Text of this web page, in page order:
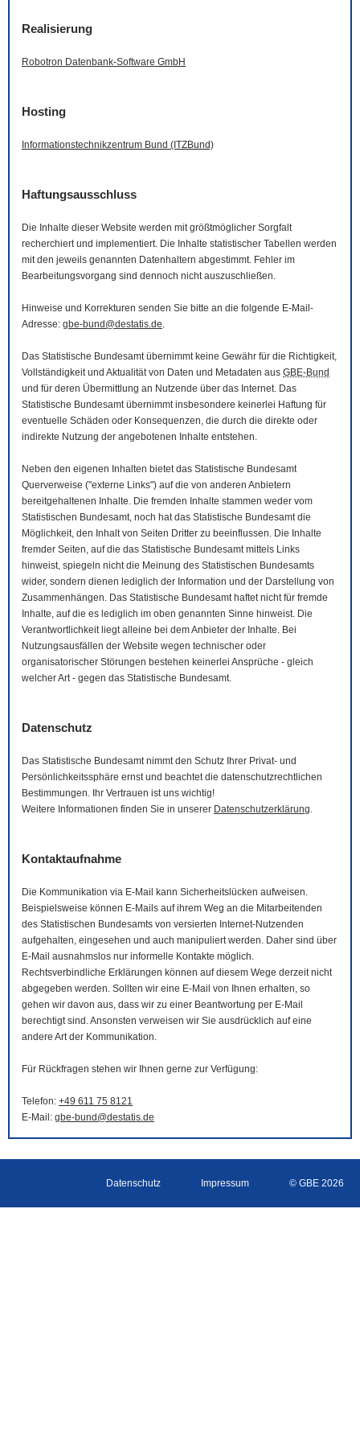
Realisierung
Robotron Datenbank-Software GmbH
Hosting
Informationstechnikzentrum Bund (ITZBund)
Haftungsausschluss
Die Inhalte dieser Website werden mit größtmöglicher Sorgfalt
recherchiert und implementiert. Die Inhalte statistischer Tabellen werden
mit den jeweils genannten Datenhaltern abgestimmt. Fehler im
Bearbeitungsvorgang sind dennoch nicht auszuschließen.
Hinweise und Korrekturen senden Sie bitte an die folgende E-Mail -
Adresse: gbe-bund@destatis.de.
Das Statistische Bundesamt übernimmt keine Gewähr für die Richtigkeit,
Vollständigkeit und Aktualität von Daten und Metadaten aus GBE-Bund
und für deren Übermittlung an Nutzende über das Internet. Das
Statistische Bundesamt übernimmt insbesondere keinerlei Haftung für
eventuelle Schäden oder Konsequenzen, die durch die direkte oder
indirekte Nutzung der angebotenen Inhalte entstehen.
Neben den eigenen Inhalten bietet das Statistische Bundesamt
Querverweise ("externe Links") auf die von anderen Anbietern
bereitgehaltenen Inhalte. Die fremden Inhalte stammen weder vom
Statistischen Bundesamt, noch hat das Statistische Bundesamt die
Möglichkeit, den Inhalt von Seiten Dritter zu beeinflussen. Die Inhalte
fremder Seiten, auf die das Statistische Bundesamt mittels Links
hinweist, spiegeln nicht die Meinung des Statistischen Bundesamts
wider, sondern dienen lediglich der Information und der Darstellung von
Zusammenhängen. Das Statistische Bundesamt haftet nicht für fremde
Inhalte, auf die es lediglich im oben genannten Sinne hinweist. Die
Verantwortlichkeit liegt alleine bei dem Anbieter der Inhalte. Bei
Nutzungsausfällen der Website wegen technischer oder
organisatorischer Störungen bestehen keinerlei Ansprüche - gleich
welcher Art - gegen das Statistische Bundesamt.
Datenschutz
Das Statistische Bundesamt nimmt den Schutz Ihrer Privat- und
Persönlichkeitssphäre ernst und beachtet die datenschutzrechtlichen
Bestimmungen. Ihr Vertrauen ist uns wichtig!
Weitere Informationen finden Sie in unserer Datenschutzerklärung.
Kontaktaufnahme
Die Kommunikation via E-Mail
kann Sicherheitslücken aufweisen.
Beispielsweise können E-Mails auf ihrem Weg an die Mitarbeitenden
des Statistischen Bundesamts von versierten Internet-Nutzenden
aufgehalten, eingesehen und auch manipuliert werden. Daher sind über
E-Mail ausnahmslos nur informelle Kontakte möglich.
Rechtsverbindliche Erklärungen können auf diesem Wege derzeit nicht
abgegeben werden. Sollten wir eine E-Mail von Ihnen erhalten, so
gehen wir davon aus, dass wir zu einer Beantwortung per E-Mail
berechtigt sind. Ansonsten verweisen wir Sie ausdrücklich auf eine
andere Art der Kommunikation.
Für Rückfragen stehen wir Ihnen gerne zur Verfügung:
Telefon: +49 611 75 8121
E-Mail : gbe-bund@destatis.de
Datenschutz Impressum © GBE 2026